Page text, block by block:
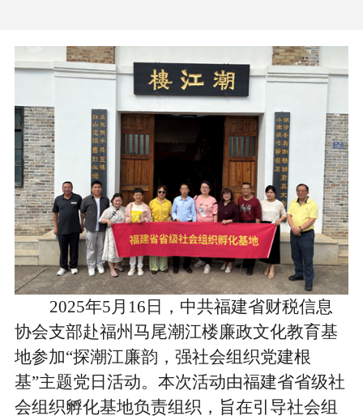
2025年5月 16 日，中共福建省财税信息
协会支部赴福州马尾潮江楼廉政文化教育基
地参加“探潮江廉韵，强社会组织党建根
基”主题党日活动。 本次活动由福建省省级社
会组织孵化基地负责组织，旨在引导社会组